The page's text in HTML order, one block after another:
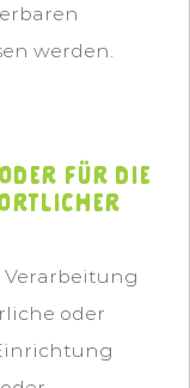
werden.
für die
oder